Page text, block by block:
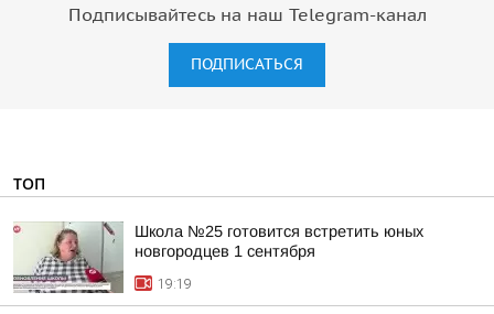
Подписывайтесь на наш Telegram-канал
ПОДПИСАТЬСЯ
ТОП
Школа №25 готовится встретить юных
новгородцев 1 сентября
19:19